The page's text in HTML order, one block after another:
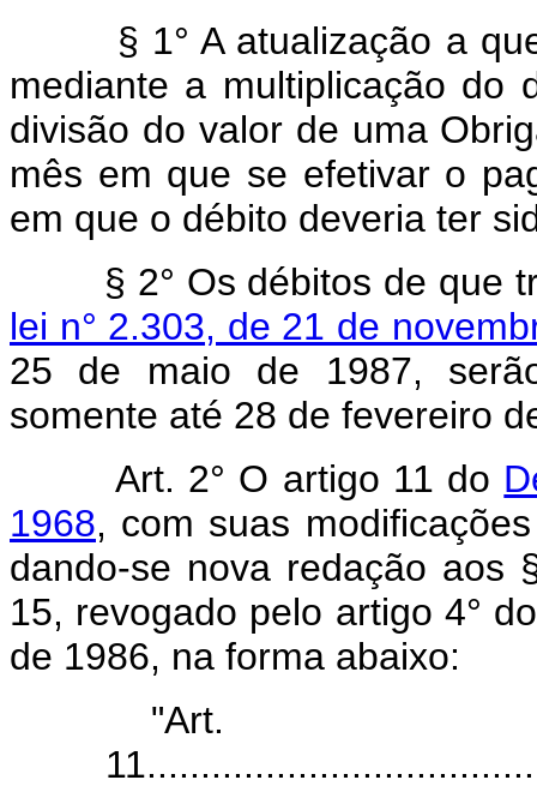
§ 1° A atualização a que
mediante a multiplicação do
divisão do valor de uma
mês em que se efetivar o
em que o débito deveria ter
§ 2° Os débitos de que
lei n° 2.303, de 21 de
25 de maio de 1987,
somente até 28 de fevereiro
Art. 2° O artigo 11 do
1968, com suas
dando-se nova redação aos
15, revogado pelo artigo 4°
de 1986, na forma abaixo:
"Art.